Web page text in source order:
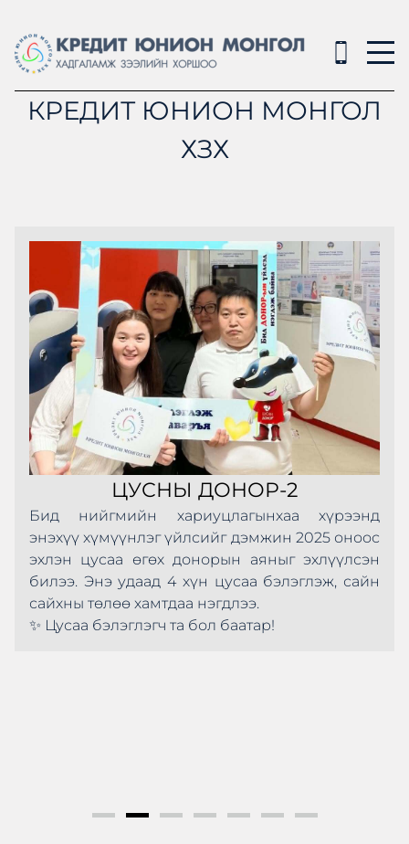
КРЕДИТ ЮНИОН МОНГОЛ
ХЗХ
ЦУСНЫ ДОНОР-2
Бид нийгмийн хариуцлагынхаа хүрээнд
энэхүү хүмүүнлэг үйлсийг дэмжин 2025 оноос
эхлэн цусаа өгөх донорын аяныг эхлүүлсэн
билээ. Энэ удаад 4 хүн цусаа бэлэглэж, сайн
сайхны төлөө хамтдаа нэгдлээ.
✨ Цусаа бэлэглэгч та бол баатар!